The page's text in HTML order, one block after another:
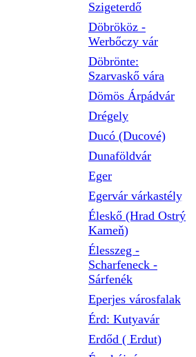
Szigeterdő
Döbrököz -
Werbőczy vár
Döbrönte:
Szarvaskő vára
Dömös Árpádvár
Drégely
Ducó (Ducové)
Dunaföldvár
Eger
Egervár várkastély
Éleskő (Hrad Ostrý
Kameň)
Élesszeg -
Scharfeneck -
Sárfenék
Eperjes városfalak
Érd: Kutyavár
Erdőd ( Erdut)